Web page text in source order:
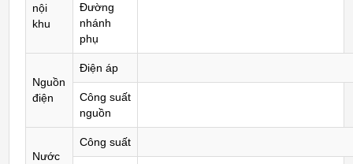
nội
khu
Đường
nhánh
phụ
Nguồn
điện
Điện áp
Công suất
nguồn
Nước
Công suất